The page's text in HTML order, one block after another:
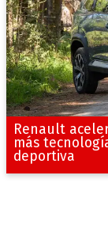
Renault
más
deportiva